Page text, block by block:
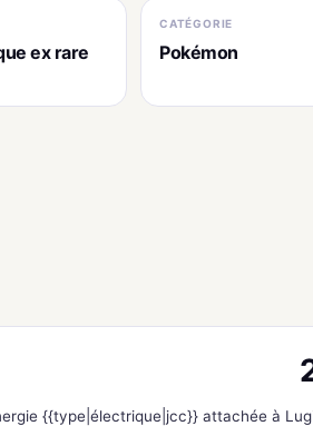
ex rare
CATÉGORIE
Pokémon
{{type|électrique|jcc}} attachée à